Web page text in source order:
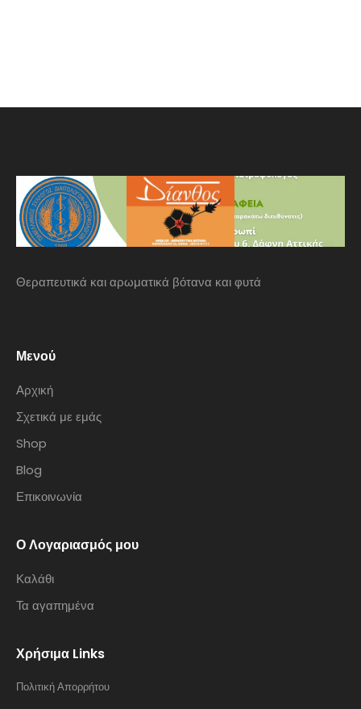
Θεραπευτικά και αρωματικά βότανα και φυτά
Μενού
Αρχική
Σχετικά με εμάς
Shop
Blog
Επικοινωνία
Ο Λογαριασμός μου
Καλάθι
Τα αγαπημένα
Χρήσιμα Links
Πολιτική Απορρήτου